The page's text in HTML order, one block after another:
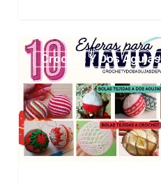
10
Esferas
para
el
árbol
de
Crochet Y Dos Agujas